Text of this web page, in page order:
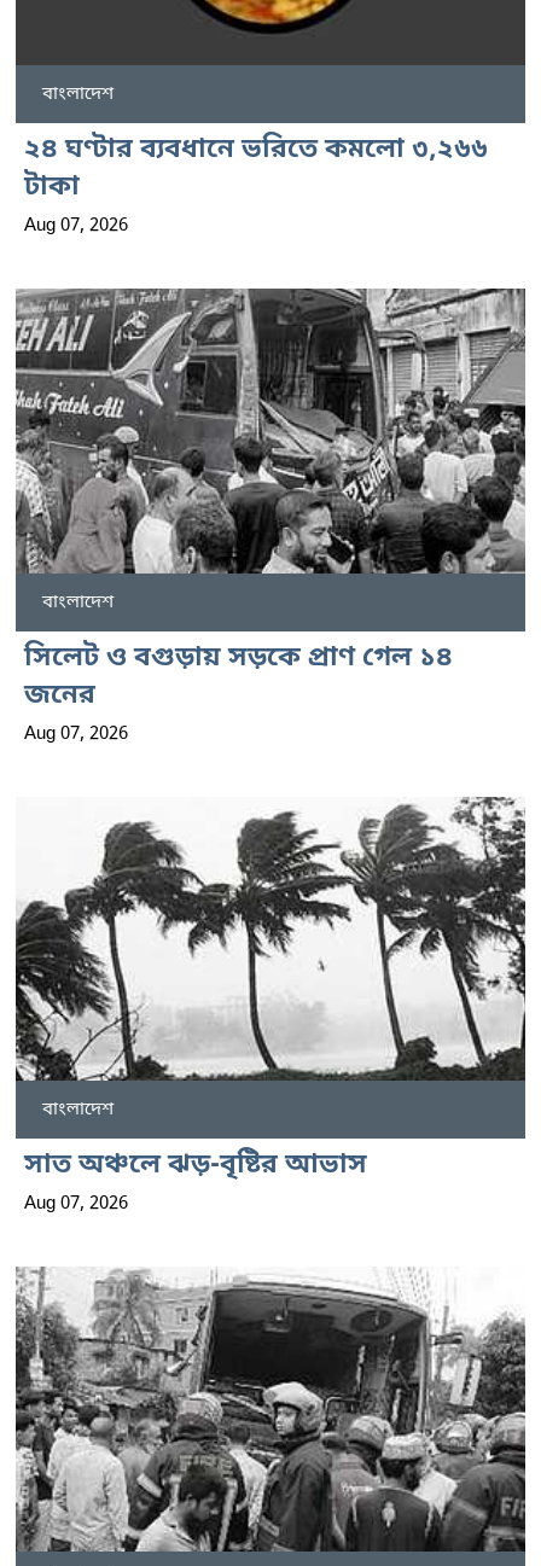
বাংলাদেশ
২৪ ঘণ্টার ব্যবধানে ভরিতে কমলো ৩,২৬৬
টাকা
Aug 07, 2026
বাংলাদেশ
সিলেট ও বগুড়ায় সড়কে প্রাণ গেল ১৪
জনের
Aug 07, 2026
বাংলাদেশ
সাত অঞ্চলে ঝড়-বৃষ্টির আভাস
Aug 07, 2026